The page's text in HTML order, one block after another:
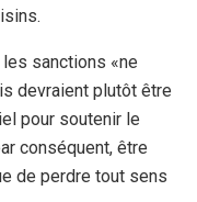
sanctions «ne
devraient plutôt être
pour soutenir le
conséquent, être
de perdre tout sens